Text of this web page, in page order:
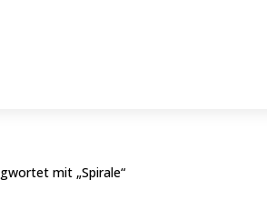
mit „Spirale“